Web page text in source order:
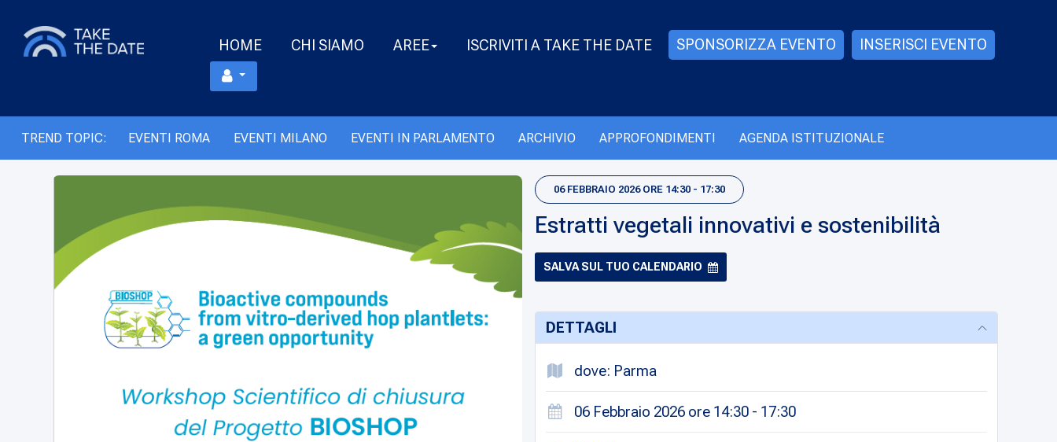
HOME CHI SIAMO AREE ISCRIVITI A TAKE THE DATE SPONSORIZZA EVENTO INSERISCI EVENTO
TREND TOPIC: EVENTI ROMA EVENTI MILANO EVENTI IN PARLAMENTO ARCHIVIO APPROFONDIMENTI AGENDA ISTITUZIONALE
06 FEBBRAIO 2026 ORE 14:30 - 17:30
Estratti vegetali innovativi e sostenibilità
SALVA SUL TUO CALENDARIO
DETTAGLI
dove: Parma
06 Febbraio 2026 ore 14:30 - 17:30